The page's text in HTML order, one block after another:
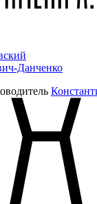
Данченко